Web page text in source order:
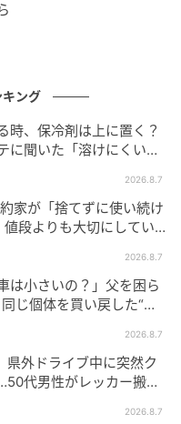
てつまみ、内側に折
整えれば完成。
くい！
ング
時、保冷剤は上に置く？
聞いた「溶けにくい持
2026.8.7
家が「捨てずに使い続け
段よりも大切にしてい
2026.8.7
は小さいの？」父を困ら
じ個体を買い戻した“意
2026.8.7
県外ドライブ中に突然ク
代男性がレッカー搬送
2026.8.7